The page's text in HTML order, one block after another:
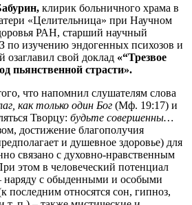
клирик больничного храма в
«Целительница» при Научном
РАН, старший научный
по изучению эндогенных психозов и
озаглавил свой доклад «“Трезвое
пьянственной страсти».
что напомнил слушателям слова
как только один Бог (Мф. 19:17) и
Творцу: будьте совершенны…
достижение благополучия
и душевное здоровье) для
связано с духовно-нравственным
этом в человеческий потенциал
наряду с обыденными и особыми
последним относятся сон, гипноз,